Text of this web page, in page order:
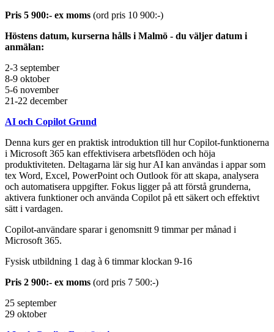
Pris 5 900:- ex moms (ord pris 10 900:-)
Höstens datum, kurserna hålls i Malmö - du väljer datum i
anmälan:
2-3 september
8-9 oktober
5-6 november
21-22 december
AI och Copilot Grund
Denna kurs ger en praktisk introduktion till hur Copilot-funktionerna
i Microsoft 365 kan effektivisera arbetsflöden och höja
produktiviteten. Deltagarna lär sig hur AI kan användas i appar som
tex Word, Excel, PowerPoint och Outlook för att skapa, analysera
och automatisera uppgifter. Fokus ligger på att förstå grunderna,
aktivera funktioner och använda Copilot på ett säkert och effektivt
sätt i vardagen.
Copilot-användare sparar i genomsnitt 9 timmar per månad i
Microsoft 365.
Fysisk utbildning 1 dag à 6 timmar klockan 9-16
Pris 2 900:- ex moms (ord pris 7 500:-)
25 september
29 oktober